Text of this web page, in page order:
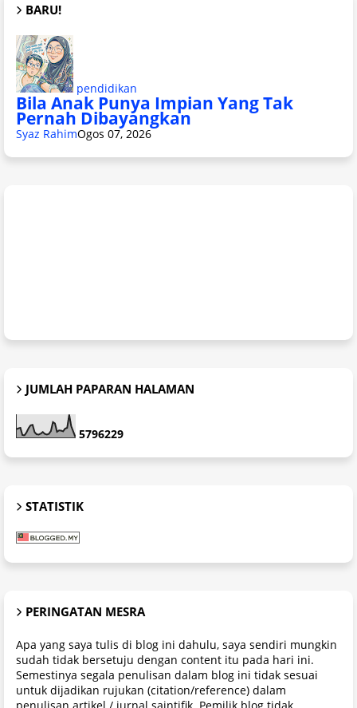
BARU!
pendidikan
Bila Anak Punya Impian Yang Tak
Pernah Dibayangkan
Syaz RahimOgos 07, 2026
JUMLAH PAPARAN HALAMAN
5796229
STATISTIK
PERINGATAN MESRA
Apa yang saya tulis di blog ini dahulu, saya sendiri mungkin
sudah tidak bersetuju dengan content itu pada hari ini.
Semestinya segala penulisan dalam blog ini tidak sesuai
untuk dijadikan rujukan (citation/reference) dalam